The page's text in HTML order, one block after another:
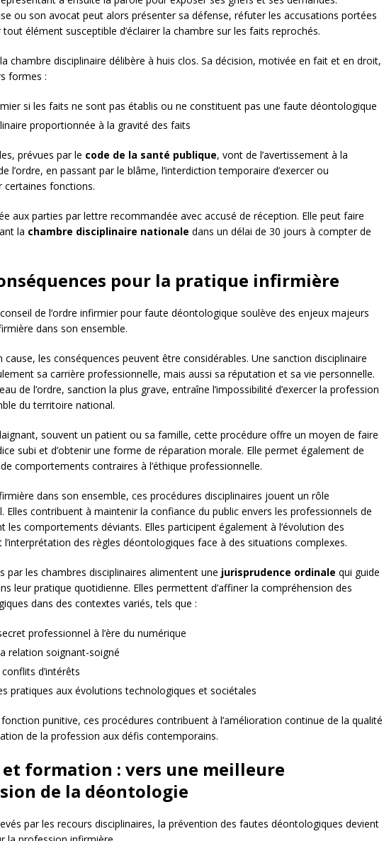
ou son avocat peut alors présenter sa défense, réfuter les accusations portées
élément susceptible d’éclairer la chambre sur les faits reprochés.
chambre disciplinaire délibère à huis clos. Sa décision, motivée en fait et en droit,
formes :
si les faits ne sont pas établis ou ne constituent pas une faute déontologique
proportionnée à la gravité des faits
prévues par le code de la santé publique, vont de l’avertissement à la
l’ordre, en passant par le blâme, l’interdiction temporaire d’exercer ou
certaines fonctions.
aux parties par lettre recommandée avec accusé de réception. Elle peut faire
la chambre disciplinaire nationale dans un délai de 30 jours à compter de
pour la pratique infirmière
de l’ordre infirmier pour faute déontologique soulève des enjeux majeurs
dans son ensemble.
cause, les conséquences peuvent être considérables. Une sanction disciplinaire
sa carrière professionnelle, mais aussi sa réputation et sa vie personnelle.
de l’ordre, sanction la plus grave, entraîne l’impossibilité d’exercer la profession
du territoire national.
souvent un patient ou sa famille, cette procédure offre un moyen de faire
subi et d’obtenir une forme de réparation morale. Elle permet également de
comportements contraires à l’éthique professionnelle.
dans son ensemble, ces procédures disciplinaires jouent un rôle
Elles contribuent à maintenir la confiance du public envers les professionnels de
les comportements déviants. Elles participent également à l’évolution des
des règles déontologiques face à des situations complexes.
par les chambres disciplinaires alimentent une jurisprudence ordinale qui guide
leur pratique quotidienne. Elles permettent d’affiner la compréhension des
dans des contextes variés, tels que :
professionnel à l’ère du numérique
relation soignant-soigné
d’intérêts
pratiques aux évolutions technologiques et sociétales
punitive, ces procédures contribuent à l’amélioration continue de la qualité
de la profession aux défis contemporains.
formation : vers une meilleure
de la déontologie
par les recours disciplinaires, la prévention des fautes déontologiques devient